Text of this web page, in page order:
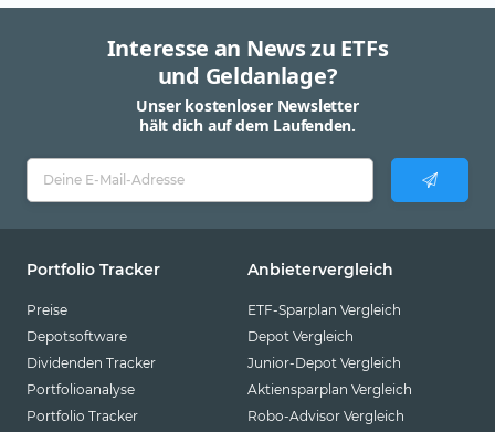
Interesse an News zu ETFs
und Geldanlage?
Unser kostenloser Newsletter
hält dich auf dem Laufenden.
Portfolio Tracker
Preise
Depotsoftware
Dividenden Tracker
Portfolioanalyse
Portfolio Tracker
Anbietervergleich
ETF-Sparplan Vergleich
Depot Vergleich
Junior-Depot Vergleich
Aktiensparplan Vergleich
Robo-Advisor Vergleich